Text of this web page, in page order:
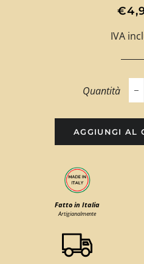
IVA
Quantità
−
AGGIUNGI AL
Fatto in Italia
Artigianalmente